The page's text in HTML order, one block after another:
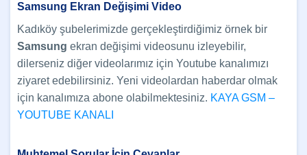
Samsung Ekran Değişimi Video
Kadıköy şubelerimizde gerçekleştirdiğimiz örnek bir
Samsung ekran değişimi videosunu izleyebilir,
dilerseniz diğer videolarımız için Youtube kanalımızı
ziyaret edebilirsiniz. Yeni videolardan haberdar olmak
için kanalımıza abone olabilmektesiniz. KAYA GSM –
YOUTUBE KANALI